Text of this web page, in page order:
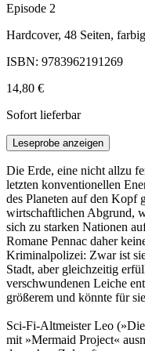
Episode 2
Hardcover, 48 Seiten,
ISBN: 9783962191269
14,80 €
Sofort lieferbar
Leseprobe anzeigen
Die Erde, eine nicht allzu
letzten konventionellen
des Planeten auf den Kopf
wirtschaftlichen Abgrund,
sich zu starken Nationen
Romane Pennac daher
Kriminalpolizei: Zwar ist
Stadt, aber gleichzeitig
verschwundenen Leiche
größerem und könnte für
Sci-Fi-Altmeister Leo
mit »Mermaid Project«